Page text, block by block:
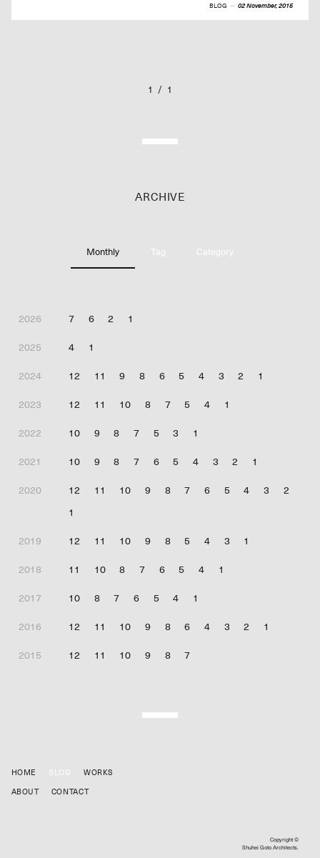
BLOG -- 02 November, 2015
1 / 1
ARCHIVE
Monthly Tag Category
2026 7 6 2 1
2025 4 1
2024 12 11 9 8 6 5 4 3 2 1
2023 12 11 10 8 7 5 4 1
2022 10 9 8 7 5 3 1
2021 10 9 8 7 6 5 4 3 2 1
2020 12 11 10 9 8 7 6 5 4 3
2
1
2019 12 11 10 9 8 5 4 3 1
2018 11 10 8 7 6 5 4 1
2017 10 8 7 6 5 4 1
2016 12 11 10 9 8 6 4 3 2 1
2015 12 11 10 9 8 7
HOME BLOG
WORKS
ABOUT
CONTACT
Copyright ©
Shuhei Goto Architects.